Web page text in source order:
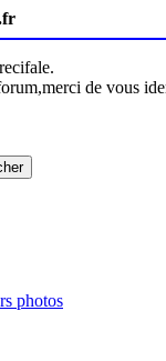
de vous
photos